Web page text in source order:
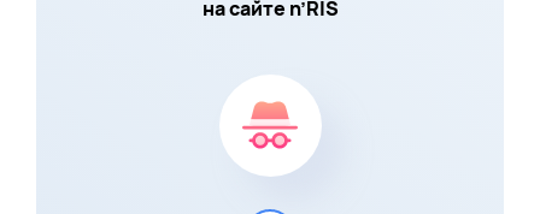
на сайте n’RIS